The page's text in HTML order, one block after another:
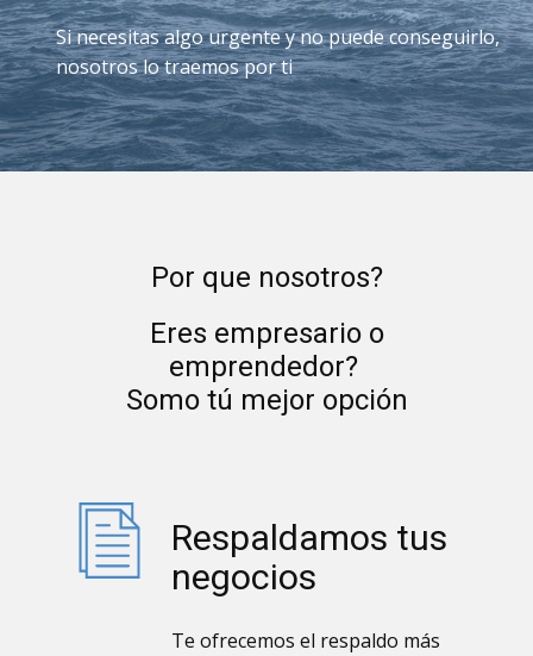
Si necesitas algo urgente y no puede conseguirlo,
nosotros lo traemos por ti
Por que nosotros?
Eres empresario o
emprendedor?
Somo tú mejor opción
Respaldamos tus
negocios
Te ofrecemos el respaldo más